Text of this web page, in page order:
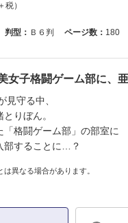
税）
判型： Ｂ６判 ページ数： 180
女子格闘ゲーム部に、
見守る中、
りぼん。
格闘ゲーム部」の部室に
部することに…？
異なる場合があります。